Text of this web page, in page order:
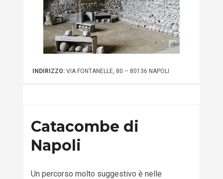
INDIRIZZO:VIA FONTANELLE, 80 – 80136 NAPOLI
Catacombe di
Napoli
Un percorso molto suggestivo è nelle